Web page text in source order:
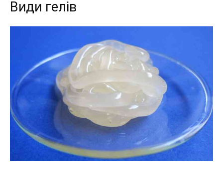
Види гелів